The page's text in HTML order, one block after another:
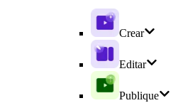
Crear
Editar
Publique